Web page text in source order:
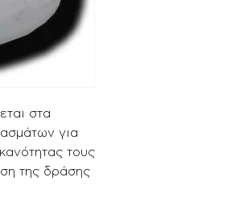
στα
για
τους
της δράσης